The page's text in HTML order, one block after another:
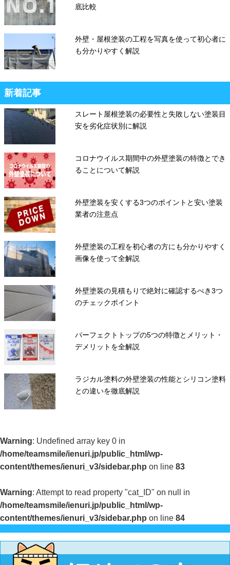
底比較
外壁・屋根塗装の工程を写真を使って初心者に
も分かりやすく解説
新着記事
スレート屋根塗装の必要性と失敗しない塗装目
安を劣化症状別に解説
コロナウイルス期間中の外壁塗装の特徴とでき
ることについて解説
外壁塗装を安くする3つのポイントと安い塗装
業者の注意点
外壁塗装の工程を初心者の方にも分かりやすく
画像を使って全解説
外壁塗装の見積もりで絶対に確認するべき3つ
のチェックポイント
パーフェクトトップの5つの特徴とメリット・
デメリットを全解説
ラジカル塗料の外壁塗装の性能とシリコン塗料
との違いを徹底解説
Warning: Undefined array key 0 in
/home/teamsmile/ienuri.jp/public_html/wp-
content/themes/ienuri_v3/sidebar.php on line 83
Warning: Attempt to read property "cat_ID" on null in
/home/teamsmile/ienuri.jp/public_html/wp-
content/themes/ienuri_v3/sidebar.php on line 84